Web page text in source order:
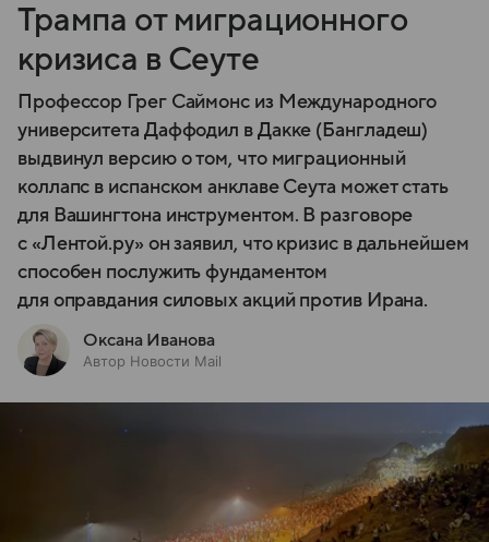
Трампа от миграционного
кризиса в Сеуте
Профессор Грег Саймонс из Международного
университета Даффодил в Дакке (Бангладеш)
выдвинул версию о том, что миграционный
коллапс в испанском анклаве Сеута может стать
для Вашингтона инструментом. В разговоре
с «Лентой.ру» он заявил, что кризис в дальнейшем
способен послужить фундаментом
для оправдания силовых акций против Ирана.
Оксана Иванова
Автор Новости Mail